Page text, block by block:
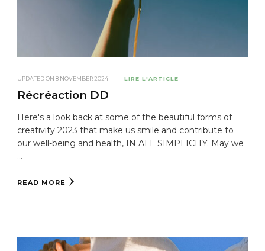
UPDATED ON 8 NOVEMBER 2024 LIRE L'ARTICLE
Récréaction DD
Here's a look back at some of the beautiful forms of
creativity 2023 that make us smile and contribute to
our well-being and health, IN ALL SIMPLICITY. May we
...
READ MORE